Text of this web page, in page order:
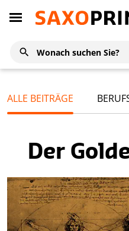
ALLE BEITRÄGE
Der